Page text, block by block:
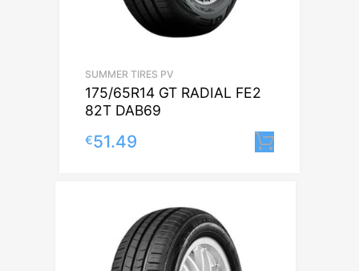
SUMMER TIRES PV
175/65R14 GT RADIAL FE2
82T DAB69
€51.49